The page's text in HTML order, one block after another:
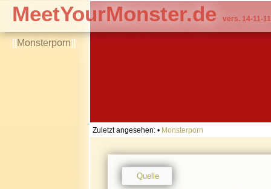
[[Monsterporn]]
MeetYourMonster.de vers. 14-11-11
Zuletzt angesehen: • Monsterporn
Quelle